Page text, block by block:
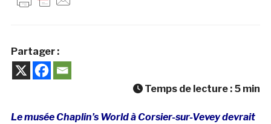
Partager :
Temps de lecture : 5 min
Le musée Chaplin’s World à Corsier-sur-Vevey devrait